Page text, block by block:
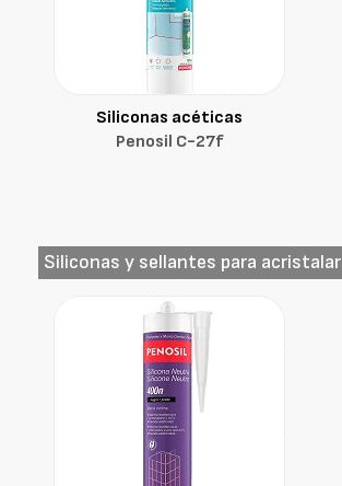
Siliconas acéticas
Penosil C-27f
Siliconas y sellantes para acristalar